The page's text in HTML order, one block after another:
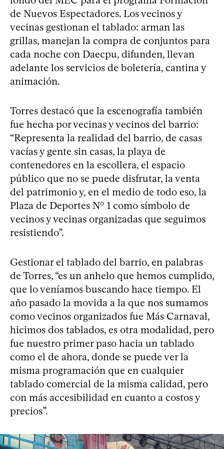
de Nuevos Espectadores. Los vecinos y
vecinas gestionan el tablado: arman las
grillas, manejan la compra de conjuntos para
cada noche con Daecpu, difunden, llevan
adelante los servicios de boletería, cantina y
animación.
Torres destacó que la escenografía también
fue hecha por vecinas y vecinos del barrio:
“Representa la realidad del barrio, de casas
vacías y gente sin casas, la playa de
contenedores en la escollera, el espacio
público que no se puede disfrutar, la venta
del patrimonio y, en el medio de todo eso, la
Plaza de Deportes N° 1 como símbolo de
vecinos y vecinas organizadas que seguimos
resistiendo”.
Gestionar el tablado del barrio, en palabras
de Torres, “es un anhelo que hemos cumplido,
que lo veníamos buscando hace tiempo. El
año pasado la movida a la que nos sumamos
como vecinos organizados fue Más Carnaval,
hicimos dos tablados, es otra modalidad, pero
fue nuestro primer paso hacia un tablado
como el de ahora, donde se puede ver la
misma programación que en cualquier
tablado comercial de la misma calidad, pero
con más accesibilidad en cuanto a costos y
precios”.